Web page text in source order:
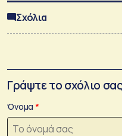
Σχόλια
Γράψτε το σχόλιο
Όνομα